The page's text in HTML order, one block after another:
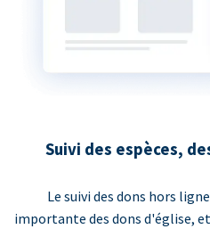
Suivi des espèces,
Le suivi des dons hors
importante des dons d'église,